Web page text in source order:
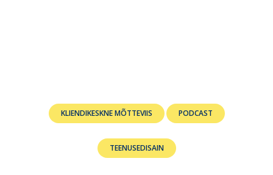
KLIENDIKESKNE MÕTTEVIIS PODCAST
TEENUSEDISAIN